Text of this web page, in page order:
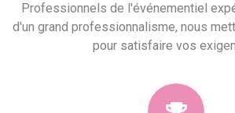
Professionnels de l'événementiel
d'un grand professionnalisme, nous
pour satisfaire vos